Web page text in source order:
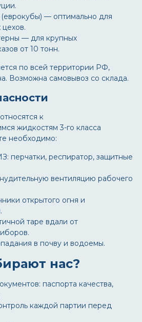
— оптимально для
— для крупных
от 10 тонн.
по всей территории РФ,
Возможна самовывоз со склада.
к
жидкостям 3-го класса
необходимо:
перчатки, респиратор, защитные
вентиляцию рабочего
открытого огня и
таре вдали от
в почву и водоемы.
нас?
паспорта качества,
каждой партии перед